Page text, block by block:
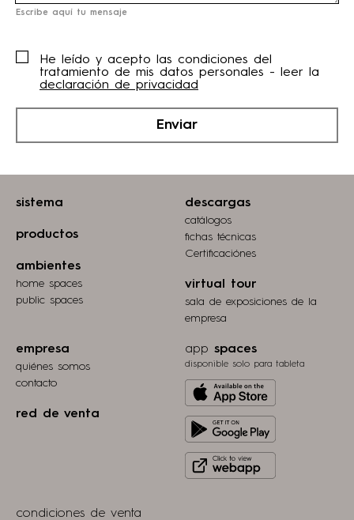
Escribe aquí tu mensaje
He leído y acepto las condiciones del
tratamiento de mis datos personales - leer la
declaración de privacidad
Enviar
sistema
productos
ambientes
home spaces
public spaces
descargas
catálogos
fichas técnicas
Certificaciónes
virtual tour
sala de exposiciones de la
empresa
empresa
quiénes somos
contacto
red de venta
app spaces
disponible solo para tableta
from
store
it
Play
to
condiciones de venta